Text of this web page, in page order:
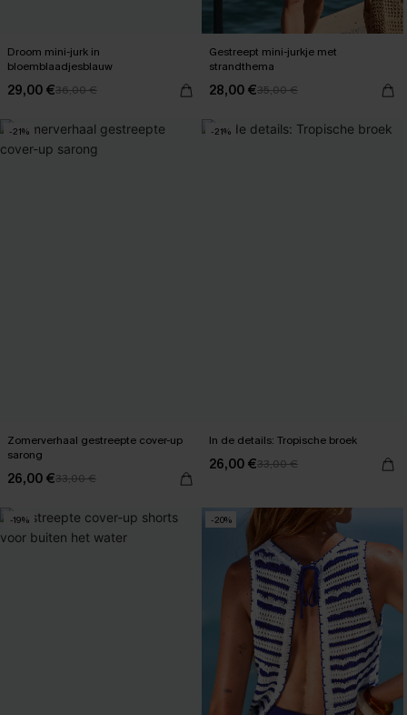
Droom mini-jurk in
bloemblaadjesblauw
29,00 €36,00 €
Gestreept mini-jurkje met
strandthema
28,00 €35,00 €
-21%
Zomerverhaal gestreepte cover-up
sarong
26,00 €33,00 €
-21%
In de details: Tropische broek
26,00 €33,00 €
-19% -20%